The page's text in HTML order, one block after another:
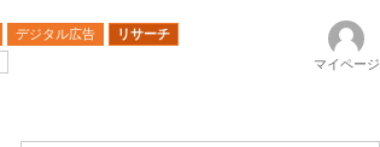
デジタル広告
リサーチ
マイページ